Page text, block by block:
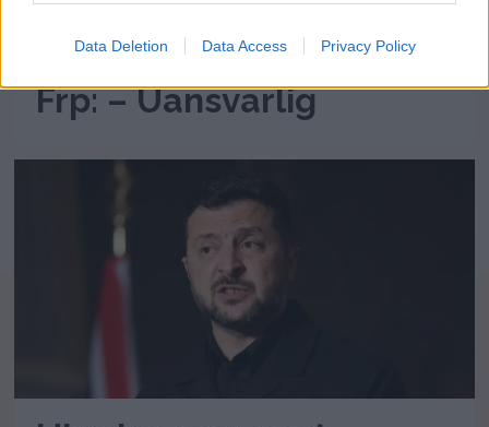
Data Deletion Data Access Privacy Policy
Søreide går hardt ut mot
Frp: – Uansvarlig